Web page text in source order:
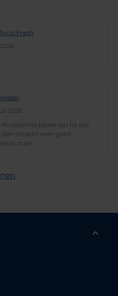
Fresh
2026
2026
thuiskomst bleek dat hij olie
direckt zeer goed
man.